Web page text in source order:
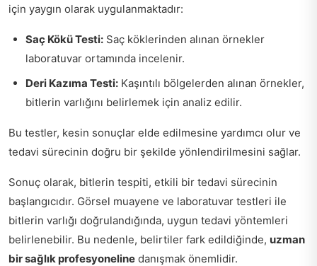
için yaygın olarak uygulanmaktadır:
Saç Kökü Testi: Saç köklerinden alınan örnekler
laboratuvar ortamında incelenir.
Deri Kazıma Testi: Kaşıntılı bölgelerden alınan örnekler,
bitlerin varlığını belirlemek için analiz edilir.
Bu testler, kesin sonuçlar elde edilmesine yardımcı olur ve
tedavi sürecinin doğru bir şekilde yönlendirilmesini sağlar.
Sonuç olarak, bitlerin tespiti, etkili bir tedavi sürecinin
başlangıcıdır. Görsel muayene ve laboratuvar testleri ile
bitlerin varlığı doğrulandığında, uygun tedavi yöntemleri
belirlenebilir. Bu nedenle, belirtiler fark edildiğinde, uzman
bir sağlık profesyoneline danışmak önemlidir.